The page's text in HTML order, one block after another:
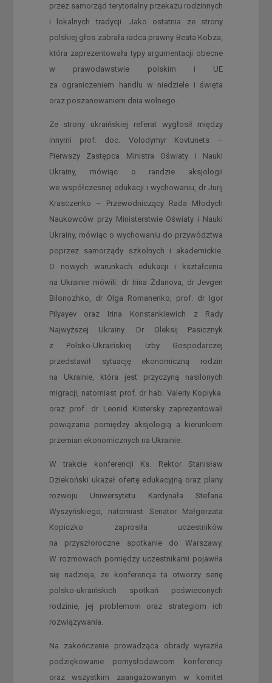
przez samorząd terytorialny przekazu rodzinnych
i lokalnych tradycji. Jako ostatnia ze strony
polskiej głos zabrała radca prawny Beata Kobza,
która zaprezentowała typy argumentacji obecne
w prawodawstwie polskim i UE
za ograniczeniem handlu w niedziele i święta
oraz poszanowaniem dnia wolnego.
Ze strony ukraińskiej referat wygłosił między
innymi prof. doc. Volodymyr Kovtunets –
Pierwszy Zastępca Ministra Oświaty i Nauki
Ukrainy, mówiąc o randzie aksjologii
we współczesnej edukacji i wychowaniu, dr Jurij
Krasczenko – Przewodniczący Rada Młodych
Naukowców przy Ministerstwie Oświaty i Nauki
Ukrainy, mówiąc o wychowaniu do przywództwa
poprzez samorządy szkolnych i akademickie.
O nowych warunkach edukacji i kształcenia
na Ukrainie mówili: dr Irina Żdanova, dr Jevgen
Bilonozhko, dr Olga Romanenko, prof. dr Igor
Pilyayev oraz Irina Konstankiewich z Rady
Najwyższej Ukrainy. Dr Oleksij Pasicznyk
z Polsko-Ukraińskiej Izby Gospodarczej
przedstawił sytuację ekonomiczną rodzin
na Ukrainie, która jest przyczyną nasilonych
migracji, natomiast prof. dr hab. Valeriy Kopiyka
oraz prof. dr Leonid Kistersky zaprezentowali
powiązania pomiędzy aksjologią a kierunkiem
przemian ekonomicznych na Ukrainie.
W trakcie konferencji Ks. Rektor Stanisław
Dziekoński ukazał ofertę edukacyjną oraz plany
rozwoju Uniwersytetu Kardynała Stefana
Wyszyńskiego, natomiast Senator Małgorzata
Kopiczko zaprosiła uczestników
na przyszłoroczne spotkanie do Warszawy.
W rozmowach pomiędzy uczestnikami pojawiła
się nadzieja, że konferencja ta otworzy serię
polsko-ukraińskich spotkań poświeconych
rodzinie, jej problemom oraz strategiom ich
rozwiązywania.
Na zakończenie prowadząca obrady wyraziła
podziękowanie pomysłodawcom konferencji
oraz wszystkim zaangażowanym w komitet